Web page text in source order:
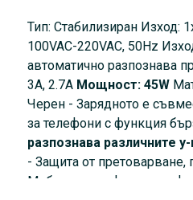
Тип: Стабилизиран Изход:
100VAC-220VAC, 50Hz
автоматично разпознава
3A, 2.7A Мощност: 45W
Черен - Зарядното е
за телефони с функция
разпознава различните
- Защита от претоварване,
Мобилен телефон,